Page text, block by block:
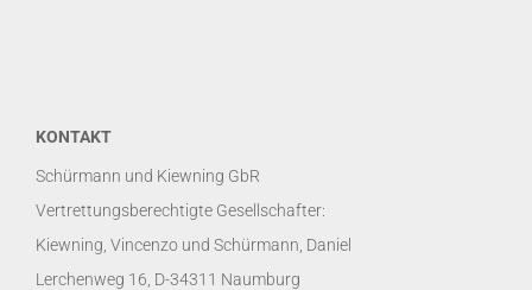
KONTAKT
Schürmann und Kiewning GbR
Vertrettungsberechtigte Gesellschafter:
Kiewning, Vincenzo und Schürmann, Daniel
Lerchenweg 16, D-34311 Naumburg